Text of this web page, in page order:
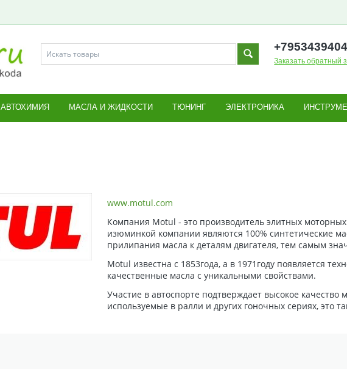
+795343
Заказать обратный
АВТОХИМИЯ МАСЛА И ЖИДКОСТИ ТЮНИНГ ЭЛЕКТРОНИКА
www.motul.com
Компания Motul - это производитель элитных
изюминкой компании являются 100% синтетические
прилипания масла к деталям двигателя, тем самым
Motul известна с 1853года, а в 1971году появляется
качественные масла с уникальными свойствами.
Участие в автоспорте подтверждает высокое
используемые в ралли и других гоночных сериях, это